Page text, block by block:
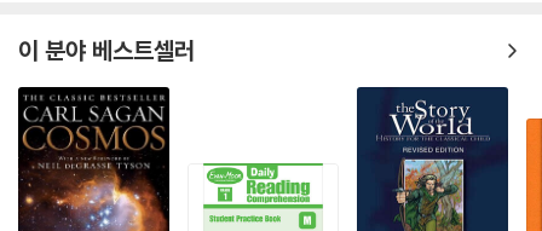
이 분야 베스트셀러